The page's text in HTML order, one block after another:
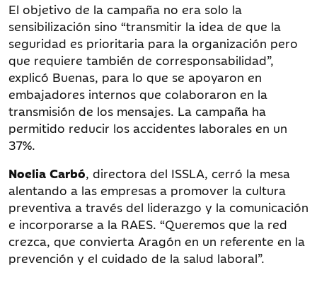
El objetivo de la campaña no era solo la
sensibilización sino “transmitir la idea de que la
seguridad es prioritaria para la organización pero
que requiere también de corresponsabilidad”,
explicó Buenas, para lo que se apoyaron en
embajadores internos que colaboraron en la
transmisión de los mensajes. La campaña ha
permitido reducir los accidentes laborales en un
37%.
Noelia Carbó, directora del ISSLA, cerró la mesa
alentando a las empresas a promover la cultura
preventiva a través del liderazgo y la comunicación
e incorporarse a la RAES. “Queremos que la red
crezca, que convierta Aragón en un referente en la
prevención y el cuidado de la salud laboral”.